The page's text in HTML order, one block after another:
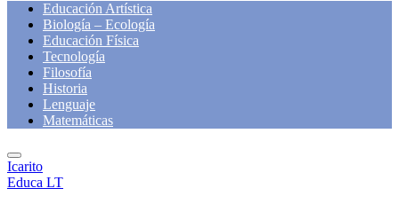
Educación Artística
Biología – Ecología
Educación Física
Tecnología
Filosofía
Historia
Lenguaje
Matemáticas
Icarito
Educa LT